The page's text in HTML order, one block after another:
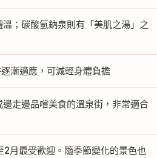
；碳酸氫鈉泉則有「美肌之湯」之
漸適應，可減輕身體負擔
走邊品嚐美食的溫泉街，非常適合
2月最受歡迎。隨季節變化的景色也